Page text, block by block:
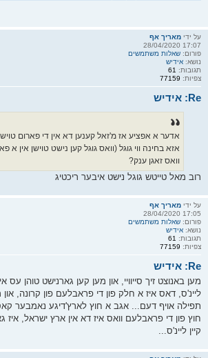
על ידי מאריך אף
17:07 28/04/2020
פורום: שאלות משתמשים
נושא: אידיש
תגובות: 61
צפיות: 77159
Re: אידיש
אדער א אפציע אז מ'זאל קענען דא אין די פארום טוישן
אזא בחינה ווי גוגל (וואס גוגל קען נישט טוישן אין א
וואס זאגן ענק?
רוב מאל טייטש גוגל נישט איבער ריכטיג
על ידי מאריך אף
17:05 28/04/2020
פורום: שאלות משתמשים
נושא: אידיש
תגובות: 61
צפיות: 77159
Re: אידיש
מען באנוצט זיך סייוויי, און מען קען גארנישט טוהן עס
ליינ'ס, דאס איז א חלק פון די פראבלעם פון קרונה,
תפילה אויף דעם... אגב א חוץ לארץ'דיגע נאמבער
חוץ פון די פראבלעם וואס איז דא אין ארץ ישראל,
קיין ליינ'ס...